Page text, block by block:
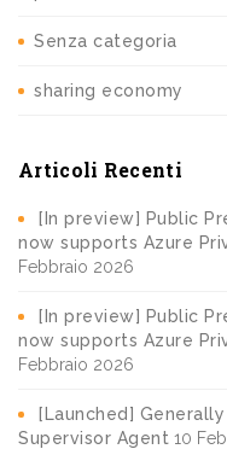
Senza categoria
sharing economy
Articoli Recenti
[In preview] Public
now supports Azure
Febbraio 2026
[In preview] Public
now supports Azure
Febbraio 2026
[Launched]
Supervisor Agent 10